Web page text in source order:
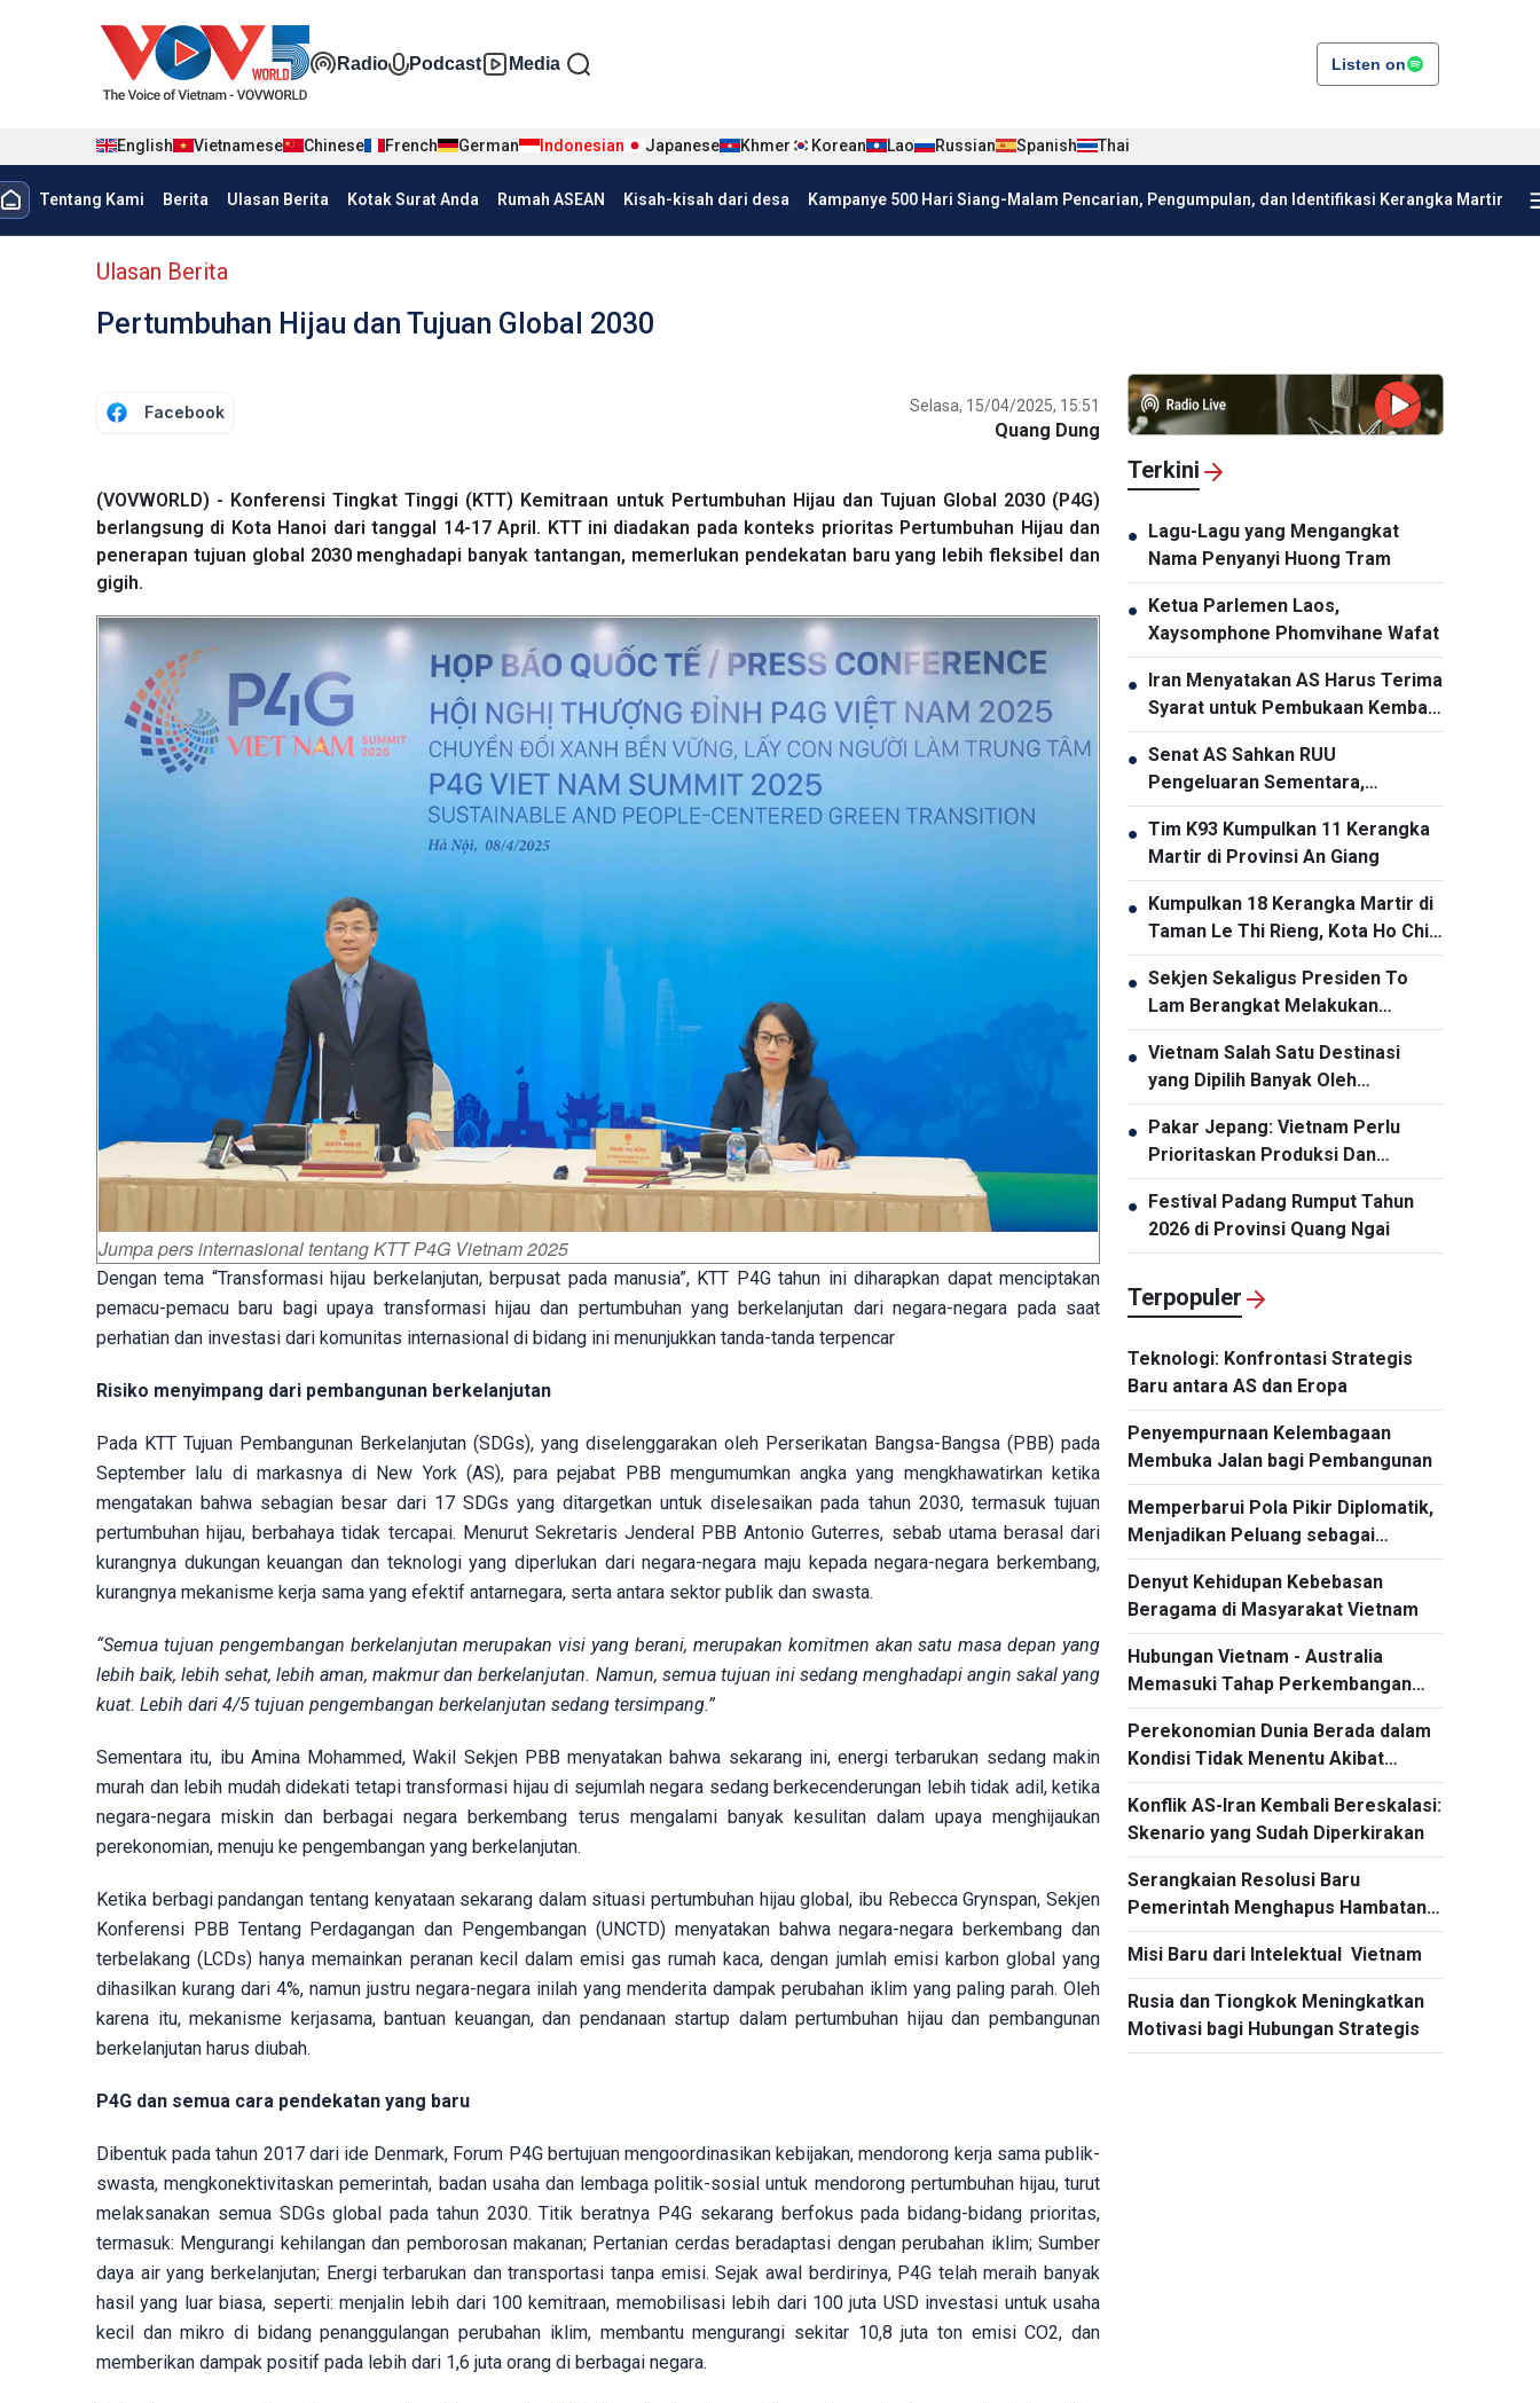
Đa phương tiện tiếng Indo
Radio Podcast Media Listen on
English Vietnamese Chinese French German Indonesian Japanese Khmer Korean Lao Russian Spanish Thai
menu trang chủ tiếng Indo
Tentang Kami Berita Ulasan Berita Kotak Surat Anda Rumah ASEAN Kisah-kisah dari desa Kampanye 500 Hari Siang-Malam Pencarian, Pengumpulan, dan Identifikasi Kerangka Martir
menu phụ tiếng Indo
Ulasan Berita
Pertumbuhan Hijau dan Tujuan Global 2030
Facebook Selasa, 15/04/2025, 15:51
Quang Dung
(VOVWORLD) - Konferensi Tingkat Tinggi (KTT) Kemitraan untuk Pertumbuhan Hijau dan Tujuan Global 2030 (P4G)
berlangsung di Kota Hanoi dari tanggal 14-17 April. KTT ini diadakan pada konteks prioritas Pertumbuhan Hijau dan
penerapan tujuan global 2030 menghadapi banyak tantangan, memerlukan pendekatan baru yang lebih fleksibel dan
gigih.
Jumpa pers internasional tentang KTT P4G Vietnam 2025
Dengan tema “Transformasi hijau berkelanjutan, berpusat pada manusia”, KTT P4G tahun ini diharapkan dapat menciptakan
pemacu-pemacu baru bagi upaya transformasi hijau dan pertumbuhan yang berkelanjutan dari negara-negara pada saat
perhatian dan investasi dari komunitas internasional di bidang ini menunjukkan tanda-tanda terpencar
Risiko menyimpang dari pembangunan berkelanjutan
Pada KTT Tujuan Pembangunan Berkelanjutan (SDGs), yang diselenggarakan oleh Perserikatan Bangsa-Bangsa (PBB) pada
September lalu di markasnya di New York (AS), para pejabat PBB mengumumkan angka yang mengkhawatirkan ketika
mengatakan bahwa sebagian besar dari 17 SDGs yang ditargetkan untuk diselesaikan pada tahun 2030, termasuk tujuan
pertumbuhan hijau, berbahaya tidak tercapai. Menurut Sekretaris Jenderal PBB Antonio Guterres, sebab utama berasal dari
kurangnya dukungan keuangan dan teknologi yang diperlukan dari negara-negara maju kepada negara-negara berkembang,
kurangnya mekanisme kerja sama yang efektif antarnegara, serta antara sektor publik dan swasta.
“Semua tujuan pengembangan berkelanjutan merupakan visi yang berani, merupakan komitmen akan satu masa depan yang
lebih baik, lebih sehat, lebih aman, makmur dan berkelanjutan. Namun, semua tujuan ini sedang menghadapi angin sakal yang
kuat. Lebih dari 4/5 tujuan pengembangan berkelanjutan sedang tersimpang.”
Sementara itu, ibu Amina Mohammed, Wakil Sekjen PBB menyatakan bahwa sekarang ini, energi terbarukan sedang makin
murah dan lebih mudah didekati tetapi transformasi hijau di sejumlah negara sedang berkecenderungan lebih tidak adil, ketika
negara-negara miskin dan berbagai negara berkembang terus mengalami banyak kesulitan dalam upaya menghijaukan
perekonomian, menuju ke pengembangan yang berkelanjutan.
Ketika berbagi pandangan tentang kenyataan sekarang dalam situasi pertumbuhan hijau global, ibu Rebecca Grynspan, Sekjen
Konferensi PBB Tentang Perdagangan dan Pengembangan (UNCTD) menyatakan bahwa negara-negara berkembang dan
terbelakang (LCDs) hanya memainkan peranan kecil dalam emisi gas rumah kaca, dengan jumlah emisi karbon global yang
dihasilkan kurang dari 4%, namun justru negara-negara inilah yang menderita dampak perubahan iklim yang paling parah. Oleh
karena itu, mekanisme kerjasama, bantuan keuangan, dan pendanaan startup dalam pertumbuhan hijau dan pembangunan
berkelanjutan harus diubah.
P4G dan semua cara pendekatan yang baru
Dibentuk pada tahun 2017 dari ide Denmark, Forum P4G bertujuan mengoordinasikan kebijakan, mendorong kerja sama publik-
swasta, mengkonektivitaskan pemerintah, badan usaha dan lembaga politik-sosial untuk mendorong pertumbuhan hijau, turut
melaksanakan semua SDGs global pada tahun 2030. Titik beratnya P4G sekarang berfokus pada bidang-bidang prioritas,
termasuk: Mengurangi kehilangan dan pemborosan makanan; Pertanian cerdas beradaptasi dengan perubahan iklim; Sumber
daya air yang berkelanjutan; Energi terbarukan dan transportasi tanpa emisi. Sejak awal berdirinya, P4G telah meraih banyak
hasil yang luar biasa, seperti: menjalin lebih dari 100 kemitraan, memobilisasi lebih dari 100 juta USD investasi untuk usaha
kecil dan mikro di bidang penanggulangan perubahan iklim, membantu mengurangi sekitar 10,8 juta ton emisi CO2, dan
memberikan dampak positif pada lebih dari 1,6 juta orang di berbagai negara.
Terkini
● Lagu-Lagu yang Mengangkat
Nama Penyanyi Huong Tram
● Ketua Parlemen Laos,
Xaysomphone Phomvihane Wafat
● Iran Menyatakan AS Harus Terima
Syarat untuk Pembukaan Kembali
Selat Hormuz
● Senat AS Sahkan RUU
Pengeluaran Sementara,
Menghindari Risiko Penutupan
Pemerintah
● Tim K93 Kumpulkan 11 Kerangka
Martir di Provinsi An Giang
● Kumpulkan 18 Kerangka Martir di
Taman Le Thi Rieng, Kota Ho Chi
Minh
● Sekjen Sekaligus Presiden To
Lam Berangkat Melakukan
Kunjungan Kenegaraan ke
Australia dan Selandia Baru
● Vietnam Salah Satu Destinasi
yang Dipilih Banyak Oleh
Wisatawan India
● Pakar Jepang: Vietnam Perlu
Prioritaskan Produksi Dan
Pengemasan Chip Semikonduktor
● Festival Padang Rumput Tahun
2026 di Provinsi Quang Ngai
Terpopuler
Teknologi: Konfrontasi Strategis
Baru antara AS dan Eropa
Penyempurnaan Kelembagaan
Membuka Jalan bagi Pembangunan
Memperbarui Pola Pikir Diplomatik,
Menjadikan Peluang sebagai
Sumber Daya Pembangunan
Denyut Kehidupan Kebebasan
Beragama di Masyarakat Vietnam
Hubungan Vietnam - Australia
Memasuki Tahap Perkembangan
Baru
Perekonomian Dunia Berada dalam
Kondisi Tidak Menentu Akibat
Konflik Berkepanjangan di Timur
Tengah
Konflik AS-Iran Kembali Bereskalasi:
Skenario yang Sudah Diperkirakan
Serangkaian Resolusi Baru
Pemerintah Menghapus Hambatan
Kelembagaan
Misi Baru dari Intelektual Vietnam
Rusia dan Tiongkok Meningkatkan
Motivasi bagi Hubungan Strategis